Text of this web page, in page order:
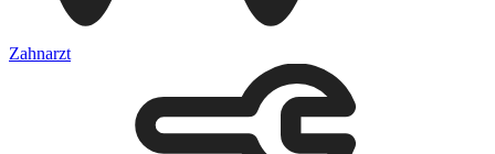
Zahnarzt